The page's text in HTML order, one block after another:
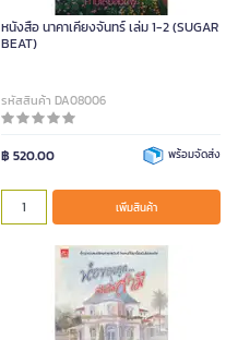
หนังสือ นาคาเคียงจันทร์ เล่ม 1-2 (SUGAR
BEAT)
รหัสสินค้า DA08006
฿ 520.00 พร้อมจัดส่ง
เพิ่มสินค้า